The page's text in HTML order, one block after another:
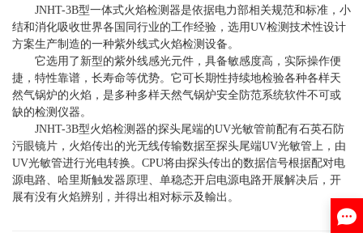
JNHT-3B型一体式火焰检测器是依据电力部相关规范和标准，小
结和消化吸收世界各国同行业的工作经验，选用UV检测技术性设计
方案生产制造的一种紫外线式火焰检测设备。
它选用了新型的紫外线感光元件，具备敏感度高，实际操作便
捷，特性靠谱，长寿命等优势。它可长期性持续地检验各种各样天
然气锅炉的火焰，是多种多样天然气锅炉安全防范系统软件不可或
缺的检测仪器。
JNHT-3B型火焰检测器的探头尾端的UV光敏管前配有石英石防
污眼镜片，火焰传出的光无线传输数据至探头尾端UV光敏管上，由
UV光敏管进行光电转换。CPU将由探头传出的数据信号根据配对电
源电路、哈里斯触发器原理、单稳态开启电源电路开展解决后，开
展有没有火焰辨别，并得出相对标示及輸出。